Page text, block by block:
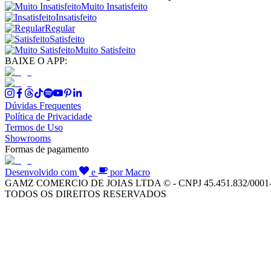
Muito Insatisfeito
Insatisfeito
Regular
Satisfeito
Muito Satisfeito
BAIXE O APP:
Dúvidas Frequentes
Política de Privacidade
Termos de Uso
Showrooms
Formas de pagamento
Desenvolvido com e
por Macro
GAMZ COMERCIO DE JOIAS LTDA © - CNPJ 45.451.832/
TODOS OS DIREITOS RESERVADOS